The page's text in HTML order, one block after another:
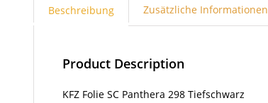
Beschreibung Zusätzliche Informationen
Product Description
KFZ Folie SC Panthera 298 Tiefschwarz